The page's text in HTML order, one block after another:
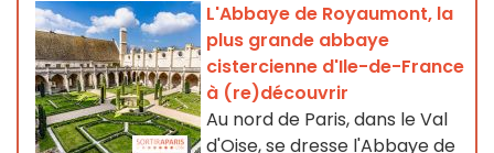
L'Abbaye de Royaumont, la
plus grande abbaye
cistercienne d'Ile-de-France
à (re)découvrir
Au nord de Paris, dans le Val
d'Oise, se dresse l'Abbaye de